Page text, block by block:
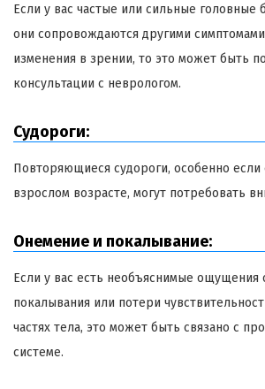
Если у вас частые или сильные головные
они сопровождаются другими
изменения в зрении, то это может быть
консультации с неврологом.
Судороги:
Повторяющиеся судороги, особенно если
взрослом возрасте, могут потребовать
Онемение и покалывание:
Если у вас есть необъяснимые ощущения
покалывания или потери
частях тела, это может быть связано с
системе.